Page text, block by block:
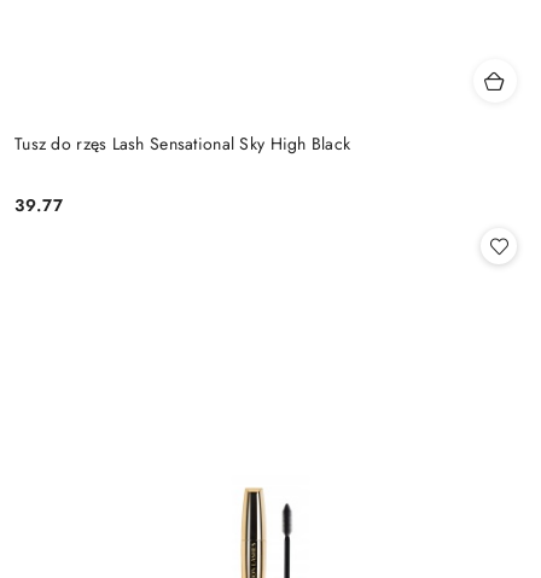
Tusz do rzęs Lash Sensational Sky High Black
Cena:
39.77